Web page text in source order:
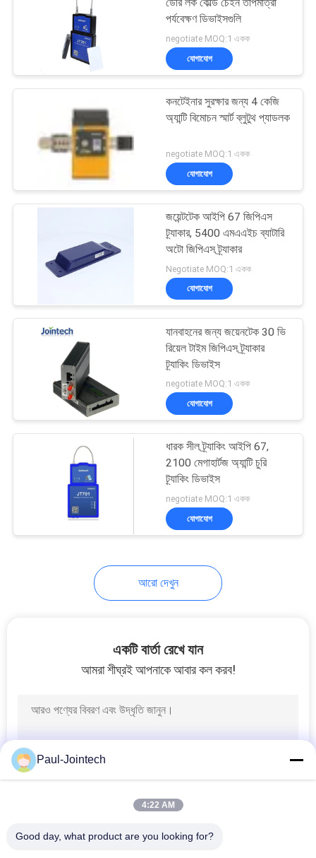
কোল্ড চেইন তাপমাত্রা
পর্যবেক্ষণ ডিভাইসগুলি
64
ধারক জিপিএস ট্র্যাকার
যানবাহন জিপিএস ট্র্যাকিং
সফটওয়্যার
ডিজেল জ্বালানী ট্যাঙ্ক স্তর
যানবাহন জিপিএস ট্র্যাকিং
ডিভাইস
ডোর লক কোল্ড চেইন তাপমাত্রা
পর্যবেক্ষণ ডিভাইসগুলি
negotiate MOQ:1 একক
যোগাযোগ
কনটেইনার সুরক্ষার জন্য 4 কেজি
অ্যান্টি বিমোচন স্মার্ট ব্লুটুথ প্যাডলক
negotiate MOQ:1 একক
যোগাযোগ
জয়েন্টটেক আইপি 67 জিপিএস
ট্র্যাকার, 5400 এমএএইচ ব্যাটারি
অটো জিপিএস ট্র্যাকার
Negotiate MOQ:1 একক
যোগাযোগ
যানবাহনের জন্য জয়েনটেক 30 ভি
রিয়েল টাইম জিপিএস ট্র্যাকার
ট্র্যাকিং ডিভাইস
negotiate MOQ:1 একক
যোগাযোগ
ধারক সীল ট্র্যাকিং আইপি 67,
2100 মেগাহার্টজ অ্যান্টি চুরি
ট্র্যাকিং ডিভাইস
negotiate MOQ:1 একক
যোগাযোগ
আরো দেখুন
একটি বার্তা রেখে যান
আমরা শীঘ্রই আপনাকে আবার কল করব!
Paul-Jointech
4:22 AM
Good day, what product are you looking for?